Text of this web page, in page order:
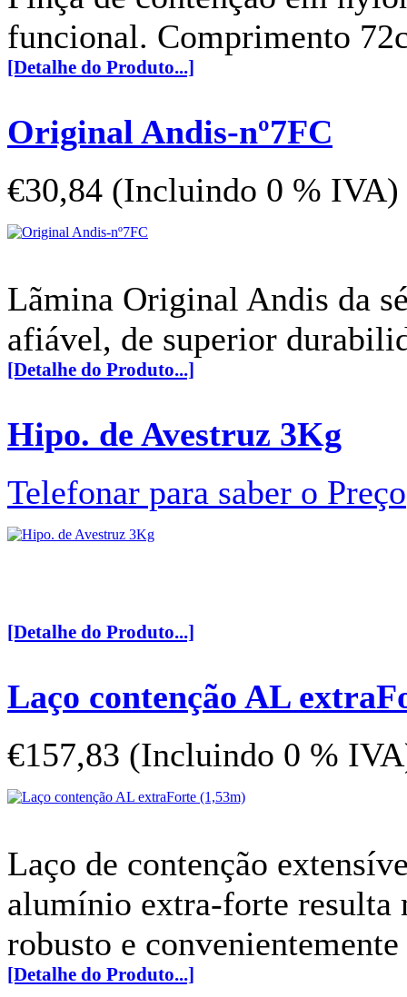
funcional. Comprimento
[Detalhe do Produto...]
Original Andis-nº7FC
€30,84 (Incluindo 0 % IVA)
Lãmina Original Andis da
afiável, de superior
[Detalhe do Produto...]
Hipo. de Avestruz 3Kg
Telefonar para saber o Preço
[Detalhe do Produto...]
Laço contenção AL
€157,83 (Incluindo 0 %
Laço de contenção
alumínio extra-forte resulta
robusto e
[Detalhe do Produto...]